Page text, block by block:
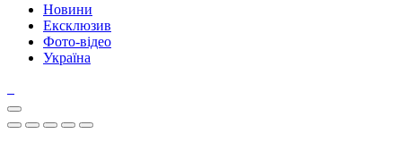
Новини
Ексклюзив
Фото-відео
Україна